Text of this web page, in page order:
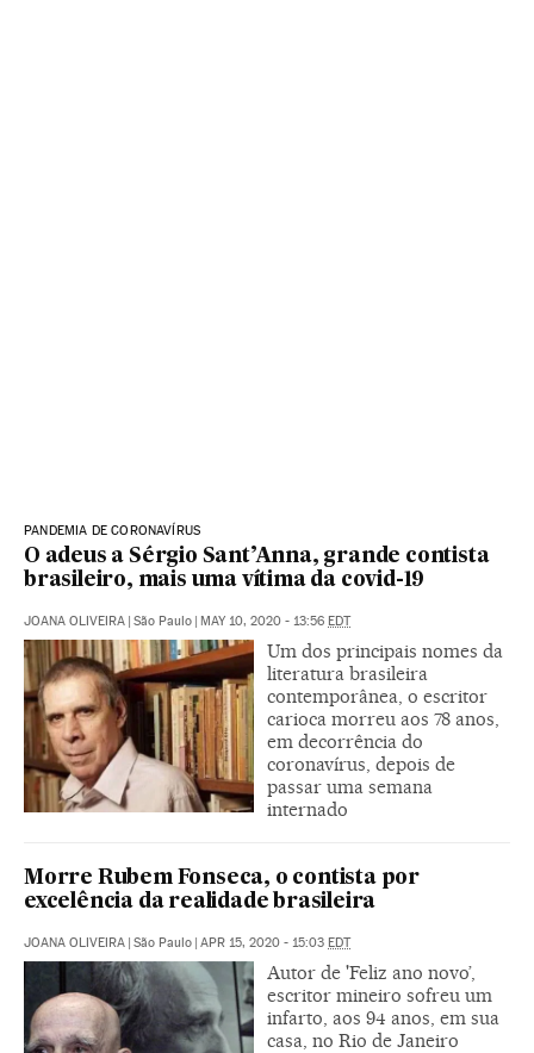
PANDEMIA DE CORONAVÍRUS
O adeus a Sérgio Sant’Anna, grande contista
brasileiro, mais uma vítima da covid-19
JOANA OLIVEIRA | São Paulo | MAY 10, 2020 - 13:56 EDT
Um dos principais nomes da
literatura brasileira
contemporânea, o escritor
carioca morreu aos 78 anos,
em decorrência do
coronavírus, depois de
passar uma semana
internado
Morre Rubem Fonseca, o contista por
excelência da realidade brasileira
JOANA OLIVEIRA | São Paulo | APR 15, 2020 - 15:03 EDT
Autor de 'Feliz ano novo’,
escritor mineiro sofreu um
infarto, aos 94 anos, em sua
casa, no Rio de Janeiro